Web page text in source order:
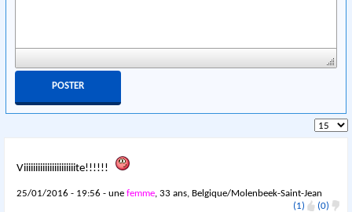
Viiiiiiiiiiiiiiiiiiiiiite!!!!!!
25/01/2016 - 19:56 - unefemme , 33 ans, Belgique/Molenbeek-Saint-Jean
(1)
(0)